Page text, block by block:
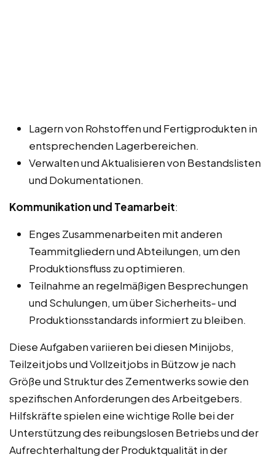
Lagern von Rohstoffen und Fertigprodukten in
entsprechenden Lagerbereichen.
Verwalten und Aktualisieren von Bestandslisten
und Dokumentationen.
Kommunikation und Teamarbeit:
Enges Zusammenarbeiten mit anderen
Teammitgliedern und Abteilungen, um den
Produktionsfluss zu optimieren.
Teilnahme an regelmäßigen Besprechungen
und Schulungen, um über Sicherheits- und
Produktionsstandards informiert zu bleiben.
Diese Aufgaben variieren bei diesen Minijobs,
Teilzeitjobs und Vollzeitjobs in Bützow je nach
Größe und Struktur des Zementwerks sowie den
spezifischen Anforderungen des Arbeitgebers.
Hilfskräfte spielen eine wichtige Rolle bei der
Unterstützung des reibungslosen Betriebs und der
Aufrechterhaltung der Produktqualität in der